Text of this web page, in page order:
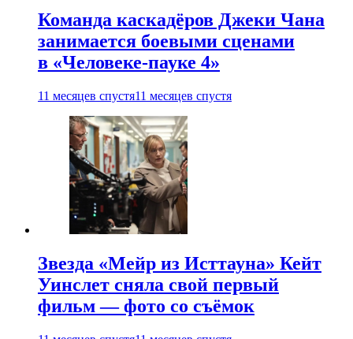
Команда каскадёров Джеки Чана
занимается боевыми сценами
в «Человеке-пауке 4»
11 месяцев спустя11 месяцев спустя
Звезда «Мейр из Исттауна» Кейт
Уинслет сняла свой первый
фильм — фото со съёмок